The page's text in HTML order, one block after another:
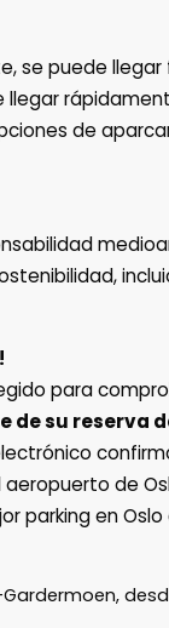
se puede
de
para
de su reserva
de
parking en